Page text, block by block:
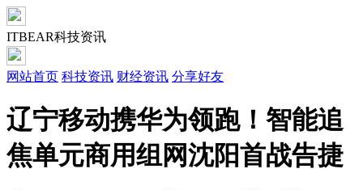
ITBEAR科技资讯
网站首页 科技资讯 财经资讯 分享好友
辽宁移动携华为领跑！智能追
焦单元商用组网沈阳首战告捷